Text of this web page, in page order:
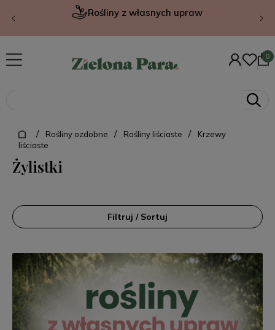
Rośliny z własnych upraw
/ Rośliny ozdobne / Rośliny liściaste /
Krzewy
liściaste
Żylistki
Filtruj / Sortuj